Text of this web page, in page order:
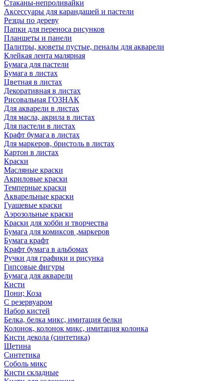
Стаканы-непроливайки
Аксессуары для карандашей и пастели
Резцы по дереву
Папки для переноса рисунков
Планшеты и панели
Палитры, кюветы пустые, пеналы для акварели
Клейкая лента малярная
Бумага для пастели
Бумага в листах
Цветная в листах
Декоративная в листах
Рисовальная ГОЗНАК
Для акварели в листах
Для масла, акрила в листах
Для пастели в листах
Крафт бумага в листах
Для маркеров, бристоль в листах
Картон в листах
Краски
Масляные краски
Акриловые краски
Темперные краски
Акварельные краски
Гуашевые краски
Аэрозольные краски
Краски для хобби и творчества
Бумага для комиксов ,маркеров
Бумага крафт
Крафт бумага в альбомах
Ручки для графики и рисунка
Гипсовые фигуры
Бумага для акварели
Кисти
Пони; Коза
С резервуаром
Набор кистей
Белка, белка микс, имитация белки
Колонок, колонок микс, имитация колонка
Кисти декола (синтетика)
Щетина
Синтетика
Соболь микс
Кисти складные